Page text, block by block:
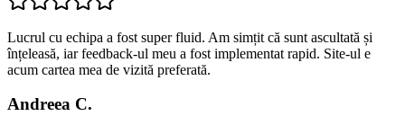
Lucrul cu echipa a fost super fluid. Am simțit că sunt ascultată și
înțeleasă, iar feedback-ul meu a fost implementat rapid. Site-ul e
acum cartea mea de vizită preferată.
Andreea C.